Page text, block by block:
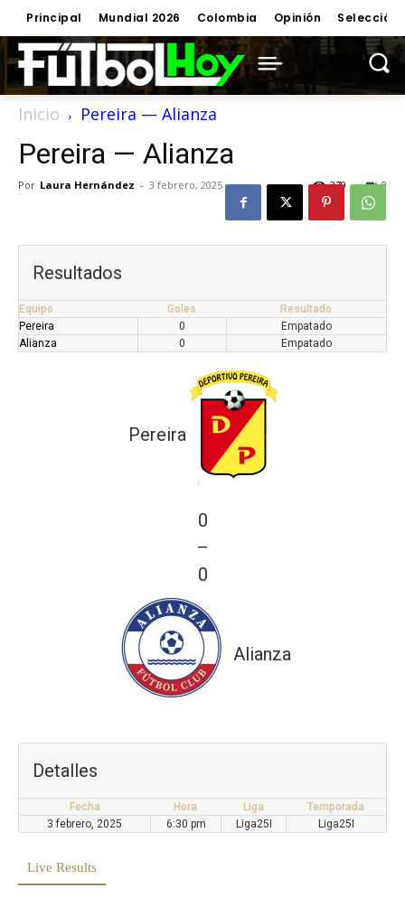
Principal Mundial 2026 Colombia Opinión Selección
Inicio Pereira — Alianza
Pereira — Alianza
Por Laura Hernández - 3 febrero, 2025 0
279
Resultados
Equipo Goles
Resultado
Pereira
0
Empatado
Alianza
0 Empatado
Pereira
0
—
0
Alianza
Detalles
Fecha Hora Liga
Temporada
3 febrero, 2025
6:30 pm Liga25I Liga25I
Live Results